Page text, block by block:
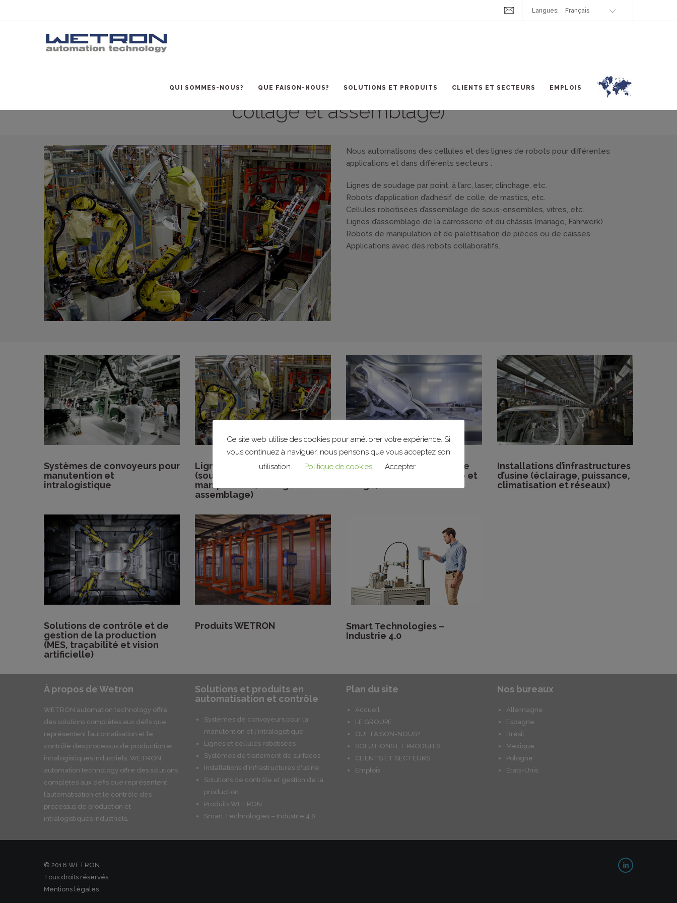
Langues:
QUI SOMMES-NOUS? QUE FAISON-NOUS? SOLUTIONS ET PRODUITS CLIENTS ET SECTEURS EMPLOIS
Lignes et cellules robotisées (soudure, presses, manipulation,
collage et assemblage)
Nous automatisons des cellules et des lignes de robots pour différentes
applications et dans différents secteurs :
Lignes de soudage par point, à l’arc, laser, clinchage, etc.
Robots d’application d’adhésif, de colle, de mastics, etc.
Cellules robotisées d’assemblage de sous-ensembles, vitres, etc.
Lignes d’assemblage de la carrosserie et du châssis (mariage, Fahrwerk)
Robots de manipulation et de palettisation de pièces ou de caisses.
Applications avec des robots collaboratifs.
Systèmes de convoyeurs pour
manutention et
intralogistique
Lignes et cellules robotisées
(soudure, presses,
manipulation, collage et
assemblage)
Systèmes de traitement de
surfaces (lavage, peinture et
Installations d’infrastructures
d’usine (éclairage, puissance,
climatisation et réseaux)
Solutions de contrôle et de
gestion de la production
(MES, traçabilité et vision
artificielle)
Produits WETRON
Smart Technologies –
Industrie 4.0
À propos de Wetron
WETRON automation technology offre
des solutions complètes aux défis que
représentent l’automatisation et le
contrôle des processus de production et
intralogistiques industriels. WETRON
automation technology offre des solutions
complètes aux défis que représentent
l’automatisation et le contrôle des
processus de production et
intralogistiques industriels.
Solutions et produits en
automatisation et contrôle
Systèmes de convoyeurs pour la
manutention et l'intralogistique
Lignes et cellules robotisées
Systèmes de traitement de surfaces
Installations d'infrastructures d'usine
Solutions de contrôle et gestion de la
production
Produits WETRON
Smart Technologies – Industrie 4.0.
Plan du site
Accueil
LE GROUPE
QUE FAISON-NOUS?
SOLUTIONS ET PRODUITS
CLIENTS ET SECTEURS
Emplois
Nos bureaux
Allemagne
Espagne
Brésil
Mexique
Pologne
États-Unis
© 2016 WETRON.
Tous droits réservés.
Mentions légales
Ce site web utilise des cookies pour améliorer votre expérience. Si
vous continuez à naviguer, nous pensons que vous acceptez son
utilisation.
Politique de cookies Accepter